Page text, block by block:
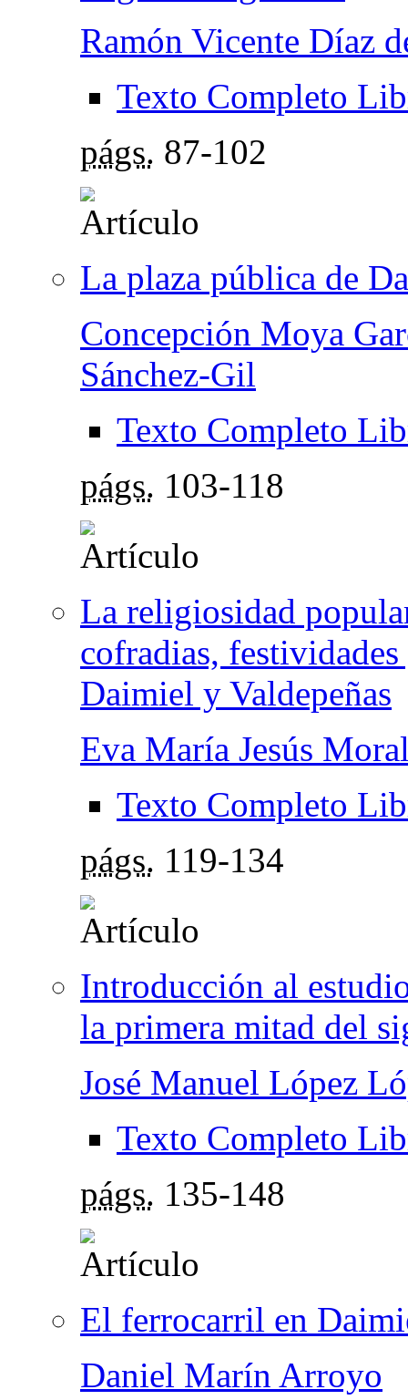
Ramón Vicente Díaz
Texto Completo
págs. 87-102
La plaza pública de
Concepción Moya
Sánchez-Gil
Texto Completo
págs. 103-118
La religiosidad
cofradias,
Daimiel y Valdepeñas
Eva María Jesús
Texto Completo
págs. 119-134
Introducción al
la primera mitad del
José Manuel López
Texto Completo
págs. 135-148
El ferrocarril en
Daniel Marín Arroyo